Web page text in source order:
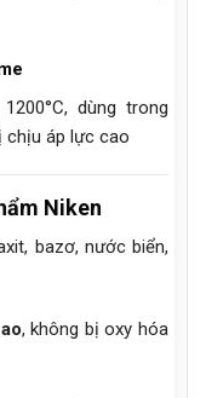
dùng trong
chịu áp lực cao
Niken
bazơ, nước biển,
, không bị oxy hóa